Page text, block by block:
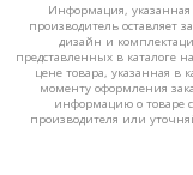
Информация,
производитель оставляет
дизайн и
представленных в каталоге
цене товара, указанная в
моменту оформления
информацию о товаре
производителя или